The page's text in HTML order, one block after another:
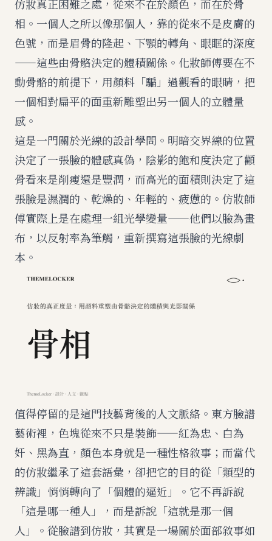
仿妝真正困難之處，從來不在於顏色，而在於骨
相。一個人之所以像那個人，靠的從來不是皮膚的
色號，而是眉骨的隆起、下顎的轉角、眼眶的深度
——這些由骨骼決定的體積關係。化妝師傅要在不
動骨骼的前提下，用顏料「騙」過觀看的眼睛，把
一個相對扁平的面重新雕塑出另一個人的立體量
感。
這是一門關於光線的設計學問。明暗交界線的位置
決定了一張臉的體感真偽，陰影的飽和度決定了顴
骨看來是削瘦還是豐潤，而高光的面積則決定了這
張臉是濕潤的、乾燥的、年輕的、疲憊的。仿妝師
傅實際上是在處理一組光學變量——他們以臉為畫
布，以反射率為筆觸，重新撰寫這張臉的光線劇
本。
值得停留的是這門技藝背後的人文脈絡。東方臉譜
藝術裡，色塊從來不只是裝飾——紅為忠、白為
奸、黑為直，顏色本身就是一種性格敘事；而當代
的仿妝繼承了這套語彙，卻把它的目的從「類型的
辨識」悄悄轉向了「個體的逼近」。它不再訴說
「這是哪一種人」，而是訴說「這就是那一個
人」。從臉譜到仿妝，其實是一場關於面部敘事如